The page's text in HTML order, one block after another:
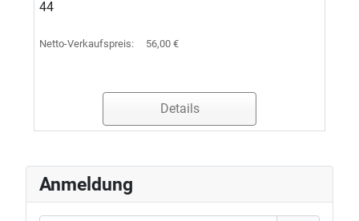
44
Netto-Verkaufspreis: 56,00 €
Details
Anmeldung